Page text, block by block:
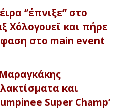
‘’έπνιξε’’ στο
Χόλογουεϊ και πήρε
στο main event
και
Super Champ’